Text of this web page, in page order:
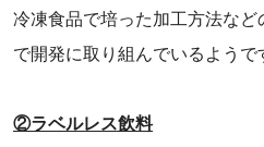
冷凍食品で培った加工方法など
で開発に取り組んでいるようで
②ラベルレス飲料